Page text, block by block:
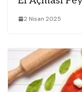
2 Nisan 2025